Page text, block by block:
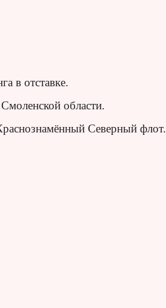
в отставке.
области.
Северный флот.